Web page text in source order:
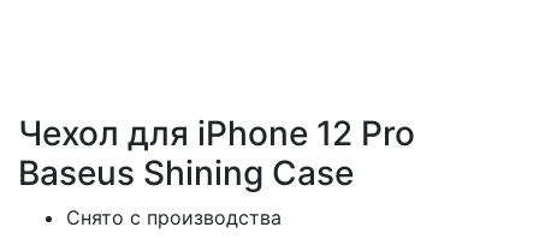
Чехол для iPhone 12 Pro
Baseus Shining Case
Снято с производства